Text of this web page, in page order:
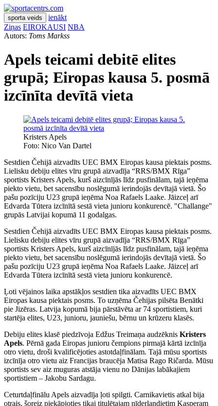
sporta veids
ienākt
Ziņas EIROKAUSI NBA
Autors: Toms Markss
Apels teicami debitē elites
grupā; Eiropas kausa 5. posmā
izcīnīta devītā vieta
Kristers Apels
Foto: Nico Van Dartel
Sestdien Čehijā aizvadīts UEC BMX Eiropas kausa piektais posms.
Lielisku debiju elites vīru grupā aizvadīja “RRS/BMX Rīga”
sportists Kristers Apels, kurš aizcīnījās līdz pusfinālam, tajā ieņēma
piekto vietu, bet sacensību noslēgumā ierindojās devītajā vietā. Šo
pašu pozīciju U23 grupā ieņēma Noa Rafaels Laake. Jāizceļ arī
Edvarda Tūtera izcīnītā sestā vieta junioru konkurencē. "Challange"
grupās Latvijai kopumā 11 godalgas.
Sestdien Čehijā aizvadīts UEC BMX Eiropas kausa piektais posms.
Lielisku debiju elites vīru grupā aizvadīja “RRS/BMX Rīga”
sportists Kristers Apels, kurš aizcīnījās līdz pusfinālam, tajā ieņēma
piekto vietu, bet sacensību noslēgumā ierindojās devītajā vietā. Šo
pašu pozīciju U23 grupā ieņēma Noa Rafaels Laake. Jāizceļ arī
Edvarda Tūtera izcīnītā sestā vieta junioru konkurencē.
Ļoti vējainos laika apstākļos sestdien tika aizvadīts UEC BMX
Eiropas kausa piektais posms. To uzņēma Čehijas pilsēta Benātki
pie Jizēras. Latvija kopumā bija pārstāvēta ar 74 sportistiem, kuri
startēja elites, U23, junioru, jauniešu, bērnu un krūzeru klasēs.
Debiju elites klasē piedzīvoja Edžus Treimaņa audzēknis Kristers
Apels. Pērnā gada Eiropas junioru čempions pirmajā kārtā izcīnīja
otro vietu, droši kvalificējoties astotdaļfinālam. Tajā mūsu sportists
izcīnīja otro vietu aiz Francijas braucēja Matisa Rago Ričarda. Mūsu
sportists sev aiz muguras atstāja vienu no Dānijas labākajiem
sportistiem – Jakobu Sardagu.
Ceturtdaļfinālu Apels aizvadīja ļoti spilgti. Carnikavietis atkal bija
otrais, šoreiz piekāpjoties tikai titulētajam nīderlandietim Kasperam